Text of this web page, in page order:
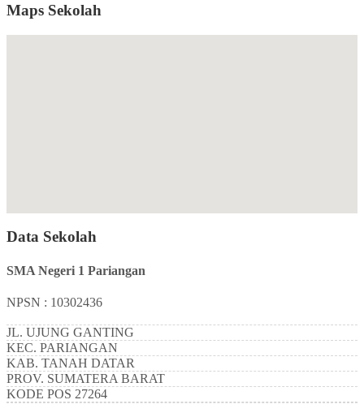
Maps Sekolah
Data Sekolah
SMA Negeri 1 Pariangan
NPSN : 10302436
JL. UJUNG GANTING
KEC. PARIANGAN
KAB. TANAH DATAR
PROV. SUMATERA BARAT
KODE POS 27264